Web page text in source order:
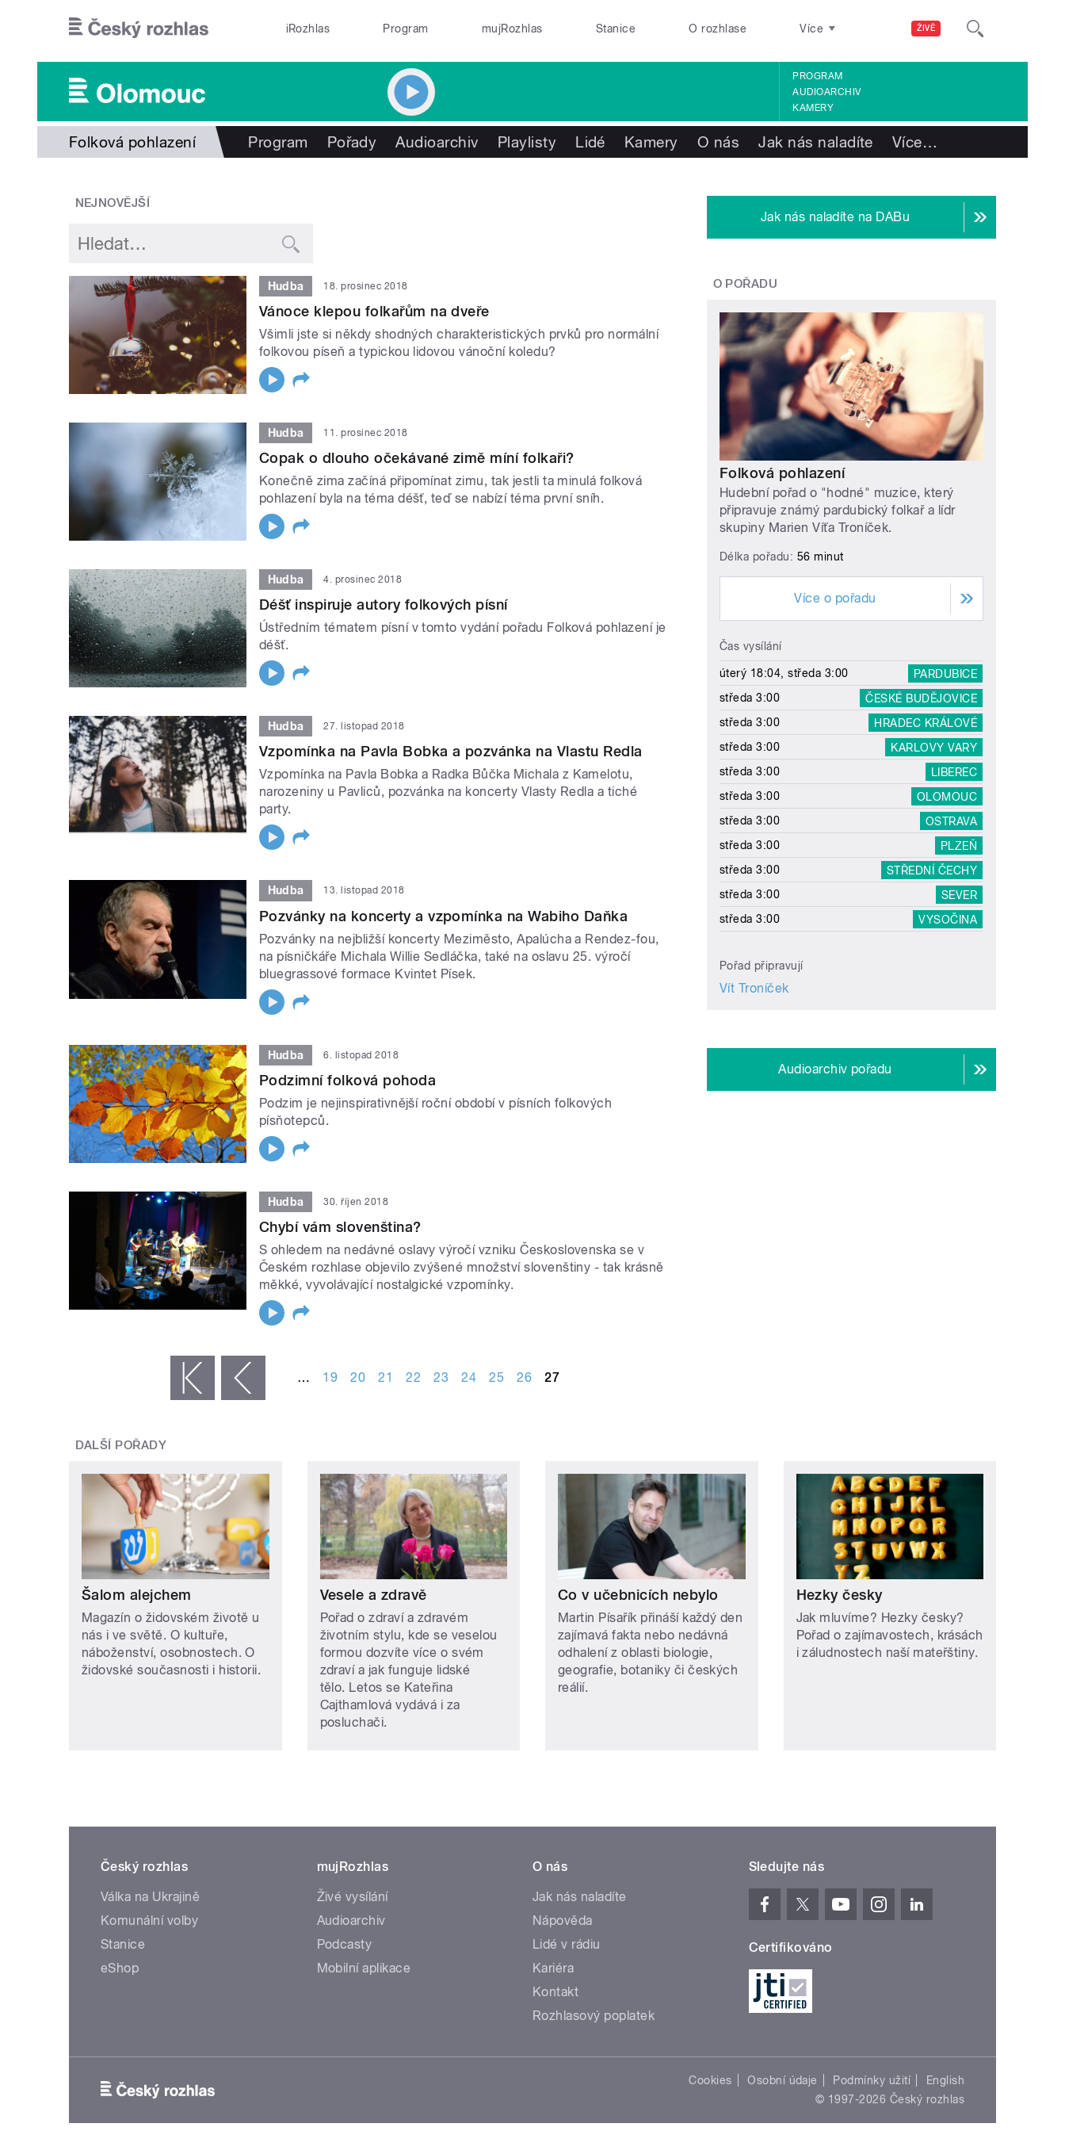
ŽIVĚ
iRozhlas Program mujRozhlas Stanice O rozhlase Více
PROGRAM
AUDIOARCHIV
KAMERY
Folková pohlazení Program Pořady Audioarchiv Playlisty Lidé Kamery O nás Jak nás naladíte Více…
NEJNOVĚJŠÍ
Hudba 18. prosinec 2018
Vánoce klepou folkařům na dveře
Všimli jste si někdy shodných charakteristických prvků pro normální
folkovou píseň a typickou lidovou vánoční koledu?
Hudba 11. prosinec 2018
Copak o dlouho očekávané zimě míní folkaři?
Konečně zima začíná připomínat zimu, tak jestli ta minulá folková
pohlazení byla na téma déšť, teď se nabízí téma první sníh.
Hudba 4. prosinec 2018
Déšť inspiruje autory folkových písní
Ústředním tématem písní v tomto vydání pořadu Folková pohlazení je
déšť.
Hudba 27. listopad 2018
Vzpomínka na Pavla Bobka a pozvánka na Vlastu Redla
Vzpomínka na Pavla Bobka a Radka Bůčka Michala z Kamelotu,
narozeniny u Pavliců, pozvánka na koncerty Vlasty Redla a tiché
party.
Hudba 13. listopad 2018
Pozvánky na koncerty a vzpomínka na Wabiho Daňka
Pozvánky na nejbližší koncerty Meziměsto, Apalúcha a Rendez-fou,
na písničkáře Michala Willie Sedláčka, také na oslavu 25. výročí
bluegrassové formace Kvintet Písek.
Hudba 6. listopad 2018
Podzimní folková pohoda
Podzim je nejinspirativnější roční období v písních folkových
písňotepců.
Hudba 30. říjen 2018
Chybí vám slovenština?
S ohledem na nedávné oslavy výročí vzniku Československa se v
Českém rozhlase objevilo zvýšené množství slovenštiny - tak krásně
měkké, vyvolávající nostalgické vzpomínky.
‹ předchozí … 19 20 21 22 23 24 25 26 27
Jak nás naladíte na DABu
O POŘADU
Folková pohlazení
Hudební pořad o "hodné" muzice, který
připravuje známý pardubický folkař a lídr
skupiny Marien Víťa Troníček.
Délka pořadu: 56 minut
Více o pořadu
Čas vysílání
úterý 18:04, středa 3:00
PARDUBICE
středa 3:00
ČESKÉ BUDĚJOVICE
středa 3:00
HRADEC KRÁLOVÉ
středa 3:00
KARLOVY VARY
středa 3:00
LIBEREC
středa 3:00
OLOMOUC
středa 3:00
OSTRAVA
středa 3:00
PLZEŇ
středa 3:00
STŘEDNÍ ČECHY
středa 3:00
SEVER
středa 3:00
VYSOČINA
Pořad připravují
Vít Troníček
Audioarchiv pořadu
DALŠÍ POŘADY
Šalom alejchem
Magazín o židovském životě u
nás i ve světě. O kultuře,
náboženství, osobnostech. O
židovské současnosti i historii.
Vesele a zdravě
Pořad o zdraví a zdravém
životním stylu, kde se veselou
formou dozvíte více o svém
zdraví a jak funguje lidské
tělo. Letos se Kateřina
Cajthamlová vydává i za
posluchači.
Co v učebnicích nebylo
Martin Písařík přináší každý den
zajímavá fakta nebo nedávná
odhalení z oblasti biologie,
geografie, botaniky či českých
reálií.
Hezky česky
Jak mluvíme? Hezky česky?
Pořad o zajímavostech, krásách
i záludnostech naší mateřštiny.
Český rozhlas
Válka na Ukrajině
Komunální volby
Stanice
eShop
mujRozhlas
Živé vysílání
Audioarchiv
Podcasty
Mobilní aplikace
O nás
Jak nás naladíte
Nápověda
Lidé v rádiu
Kariéra
Kontakt
Rozhlasový poplatek
Sledujte nás
Certifikováno
Cookies Osobní údaje Podmínky užití
English
© 1997-2026 Český rozhlas